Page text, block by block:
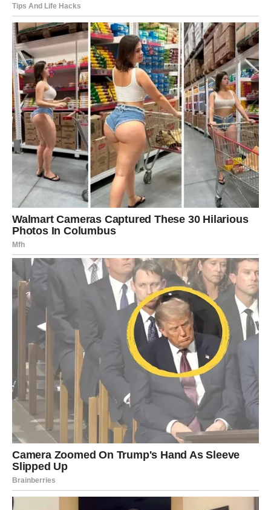
Ljubavni život donosi snažne emocije i mogućnost da
upoznate nekoga ko vas privlači na svim nivoima.
STRIJELAC
Strijelac je među najvećim srećnicima perioda koji dolazi.
Zvijezde vam donose priliku za zaradu koja može
značajno promijeniti kvalitet života.
Pored toga, moguće je novo poznanstvo koje vrlo brzo
prerasta u nešto mnogo ozbiljnije. Pred vama su dani
koje ćete dugo pamtiti.
JARAC
Jarčevi konačno ubiru plodove svog rada. Finansijski
napredak dolazi kroz uspjeh koji ste dugo gradili.
Na emotivnom planu dolazi osoba koja unosi stabilnost,
podršku i osjećaj sigurnosti. Upravo to vam je
nedostajalo.
VODOLIJA
Vodolijama se otvara novi izvor prihoda ili poslovna prilika
koja zaslužuje pažnju. Zvijezde vas podstiču da budete
hrabri kada se ukaže šansa.
Ljubavni život donosi neočekivano iznenađenje i osobu
koja vas razumije bolje nego što ste očekivali.